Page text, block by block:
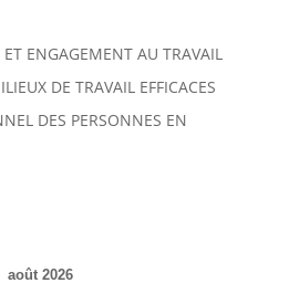
ENGAGEMENT AU TRAVAIL
DE TRAVAIL EFFICACES
DES PERSONNES EN
août 2026